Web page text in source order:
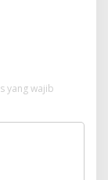
yang wajib